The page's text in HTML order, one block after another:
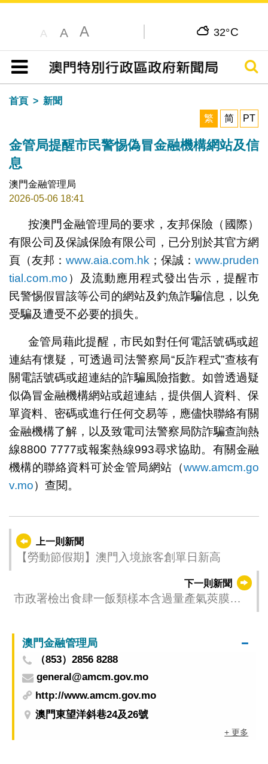
A A A 32°C
目錄
搜尋
首頁
新聞
繁
简 PT
金管局提醒市民警惕偽冒金融機構網站及信
息
澳門金融管理局
2026-05-06 18:41
按澳門金融管理局的要求，友邦保險（國際）
有限公司及保誠保險有限公司，已分別於其官方網
頁（友邦：www.aia.com.hk ；保誠：www.pruden
tial.com.mo ）及流動應用程式發出告示，提醒市
民警惕假冒該等公司的網站及釣魚詐騙信息，以免
受騙及遭受不必要的損失。
金管局藉此提醒，市民如對任何電話號碼或超
連結有懷疑，可透過司法警察局“反詐程式”查核有
關電話號碼或超連結的詐騙風險指數。如曾透過疑
似偽冒金融機構網站或超連結，提供個人資料、保
單資料、密碼或進行任何交易等，應儘快聯絡有關
金融機構了解，以及致電司法警察局防詐騙查詢熱
線8800 7777或報案熱線993尋求協助。有關金融
機構的聯絡資料可於金管局網站（www.amcm.go
v.mo）查閱。
上一則新聞
【勞動節假期】澳門入境旅客創單日新高
下一則新聞
市政署檢出食肆一飯類樣本含過量產氣莢膜梭
澳門金融管理局
（853）2856 8288
general@amcm.gov.mo
http://www.amcm.gov.mo
澳門東望洋斜巷24及26號
+ 更多